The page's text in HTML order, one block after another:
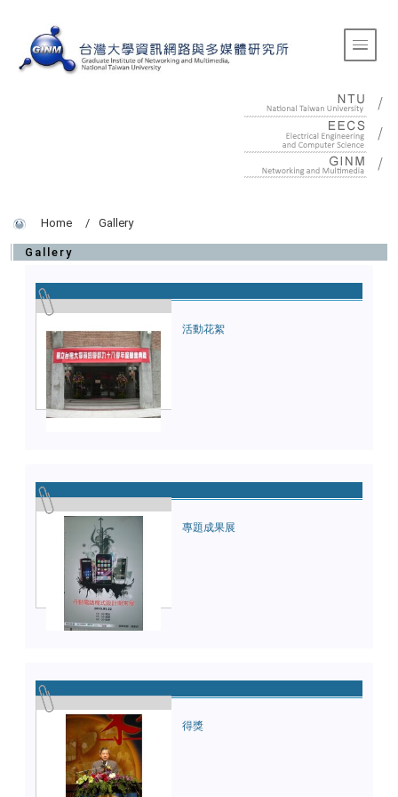
Home Gallery
Gallery
活動花絮
專題成果展
得獎